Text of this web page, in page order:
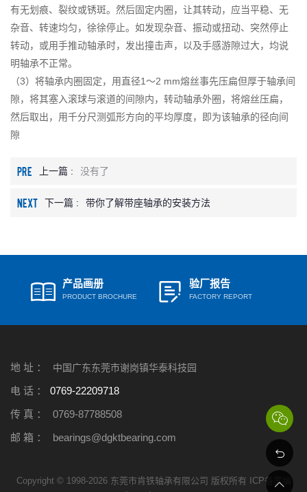
有无划痕、裂纹或锈斑。然后固定内圈，让其转动，应当平稳、无
杂音、转速均匀，徐徐停止。如发现杂音、振动或扭动、突然停止
转动，或用手推动轴承时，发出撞击声，以及手感游隙过大，均说
明轴承不正常。
（3）将轴承内圈固定，用直径1～2 mm熔丝事先压扁但厚于轴承间
隙，将其塞入滚球与滚道的间隙内，转动轴承外圈，将熔丝压扁，
然后取出，用千分尺测弧形方向的平均厚度，即为该轴承的径向间
隙
PRE 上一篇 : 没有了
NEXT 下一篇 : 带你了解带座轴承的安装方法
产品画册
PRODUCT BROCHURE
验厂报告
FACTORY REPORT
地 址 ： 中国广东东莞市谢岗镇华泰科技园
电 话 ：
0769-22209718
传 真 ：
0769-87788508
邮 箱 ：
bearings@dgktbearing.com
Copyright © 1998-2026 东莞市肯铁轴承有限公司 版权所有 ICP备案编